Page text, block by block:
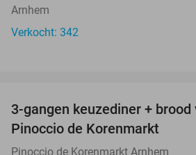
Arnhem
Verkocht: 342
3-gangen keuzediner + brood
Pinoccio de Korenmarkt
Pinoccio de Korenmarkt Arnhem